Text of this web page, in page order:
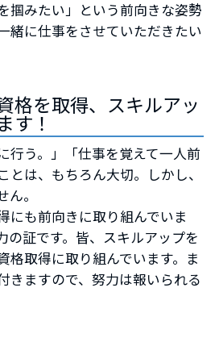
掴みたい」という前向きな姿勢
緒に仕事をさせていただきたい
格を取得、スキルアッ
す！
行う。」「仕事を覚えて一人前
とは、もちろん大切。しかし、
。
にも前向きに取り組んでいま
の証です。皆、スキルアップを
格取得に取り組んでいます。ま
きますので、努力は報いられる